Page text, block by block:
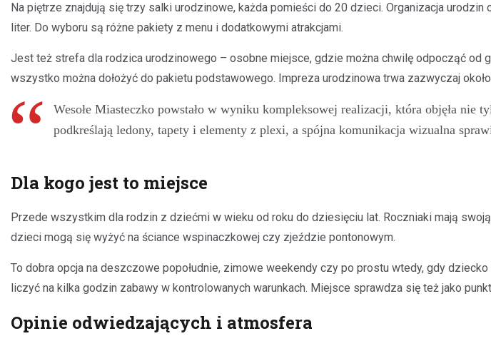
Na piętrze znajdują się trzy salki urodzinowe, każda pomieści do 20 dzieci. Organizacja
liter. Do wyboru są różne pakiety z menu i dodatkowymi atrakcjami.
Jest też strefa dla rodzica urodzinowego – osobne miejsce, gdzie można chwilę odpocząć od
wszystko można dołożyć do pakietu podstawowego. Impreza urodzinowa trwa zazwyczaj
Wesołe Miasteczko powstało w wyniku kompleksowej realizacji, która objęła nie
podkreślają ledony, tapety i elementy z plexi, a spójna komunikacja wizualna
Dla kogo jest to miejsce
Przede wszystkim dla rodzin z dziećmi w wieku od roku do dziesięciu lat. Roczniaki mają
dzieci mogą się wyżyć na ściance wspinaczkowej czy zjeździe pontonowym.
To dobra opcja na deszczowe popołudnie, zimowe weekendy czy po prostu wtedy, gdy
liczyć na kilka godzin zabawy w kontrolowanych warunkach. Miejsce sprawdza się też jako
Opinie odwiedzających i atmosfera